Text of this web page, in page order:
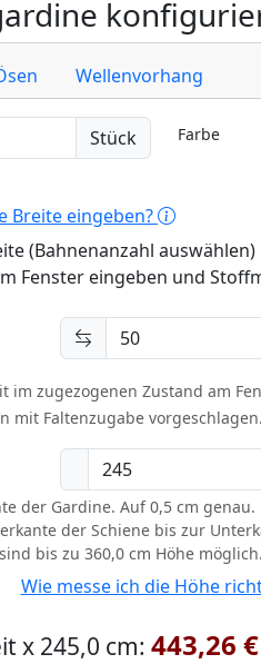
Wellenvorhang
Stück Farbe
Breite eingeben?
(Bahnenanzahl auswählen)
Fenster eingeben und
im zugezogenen Zustand am
mit Faltenzugabe vorgeschlagen.
der Gardine. Auf 0,5 cm genau.
der Schiene bis zur
bis zu 360,0 cm Höhe möglich.
Wie messe ich die Höhe
x 245,0 cm: 443,26 €